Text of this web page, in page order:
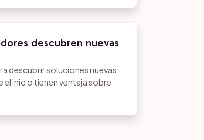
descubren nuevas
descubrir soluciones nuevas.
el inicio tienen ventaja sobre